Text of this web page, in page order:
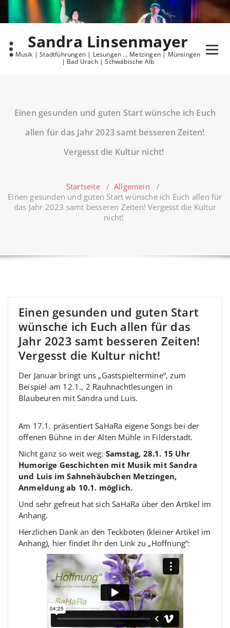
content
Sandra Linsenmayer
Musik | Stadtführungen | Lesungen ... Metzingen | Münsingen
| Bad Urach | Schwäbische Alb
Einen gesunden und guten Start wünsche ich Euch
allen für das Jahr 2023 samt besseren Zeiten!
Vergesst die Kultur nicht!
Startseite/Allgemein /
Einen gesunden und guten Start wünsche ich Euch allen für
das Jahr 2023 samt besseren Zeiten! Vergesst die Kultur
nicht!
Einen gesunden und guten Start
wünsche ich Euch allen für das
Jahr 2023 samt besseren Zeiten!
Vergesst die Kultur nicht!
Der Januar bringt uns „Gastspieltermine“, zum
Beispiel am 12.1., 2 Rauhnachtlesungen in
Blaubeuren mit Sandra und Luis.
Am 17.1. präsentiert SaHaRa eigene Songs bei der
offenen Bühne in der Alten Mühle in Filderstadt.
Nicht ganz so weit weg: Samstag, 28.1. 15 Uhr
Humorige Geschichten mit Musik mit Sandra
und Luis im Sahnehäubchen Metzingen,
Anmeldung ab 10.1. möglich.
Und sehr gefreut hat sich SaHaRa über den Artikel im
Anhang.
Herzlichen Dank an den Teckboten (kleiner Artikel im
Anhang), hier findet Ihr den Link zu „Hoffnung“: